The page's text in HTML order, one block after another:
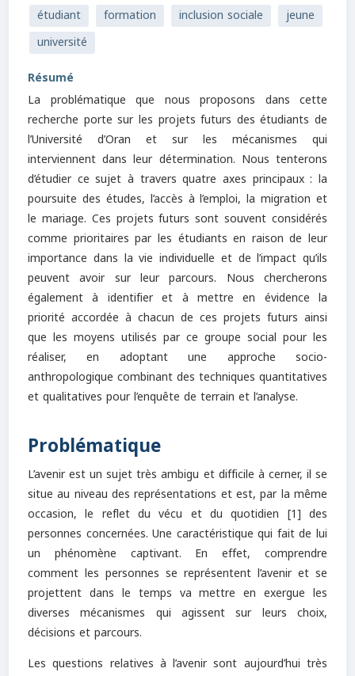
étudiant
formation inclusion sociale
jeune
université
Résumé
La problématique que nous proposons dans cette
recherche porte sur les projets futurs des étudiants de
l’Université d’Oran et sur les mécanismes qui
interviennent dans leur détermination. Nous tenterons
d’étudier ce sujet à travers quatre axes principaux : la
poursuite des études, l’accès à l’emploi, la migration et
le mariage. Ces projets futurs sont souvent considérés
comme prioritaires par les étudiants en raison de leur
importance dans la vie individuelle et de l’impact qu’ils
peuvent avoir sur leur parcours. Nous chercherons
également à identifier et à mettre en évidence la
priorité accordée à chacun de ces projets futurs ainsi
que les moyens utilisés par ce groupe social pour les
réaliser, en adoptant une approche socio-
anthropologique combinant des techniques quantitatives
et qualitatives pour l’enquête de terrain et l’analyse.
Problématique
L’avenir est un sujet très ambigu et difficile à cerner, il se
situe au niveau des représentations et est, par la même
occasion, le reflet du vécu et du quotidien [1] des
personnes concernées. Une caractéristique qui fait de lui
un phénomène captivant. En effet, comprendre
comment les personnes se représentent l’avenir et se
projettent dans le temps va mettre en exergue les
diverses mécanismes qui agissent sur leurs choix,
décisions et parcours.
Les questions relatives à l’avenir sont aujourd’hui très